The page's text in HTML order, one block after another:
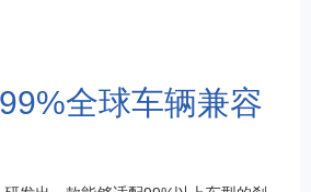
全球车辆兼容